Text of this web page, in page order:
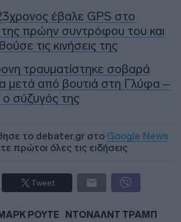
έβαλε GPS στο
της πρώην συντρόφου του και
τις κινήσεις της
τραυματίστηκε σοβαρά
μετά από βουτιά στη Γλύφα –
σύζυγός της
το debater.gr στο Google News
πρώτοι όλες τις ειδήσεις
Tweet
ΡΟΥΤΕ
ΝΤΟΝΑΛΝΤ ΤΡΑΜΠ